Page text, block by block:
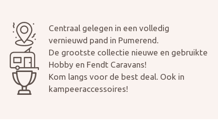
Centraal gelegen in een volledig
vernieuwd pand in Pumerend.
De grootste collectie nieuwe en gebruikte
Hobby en Fendt Caravans!
Kom langs voor de best deal. Ook in
kampeeraccessoires!